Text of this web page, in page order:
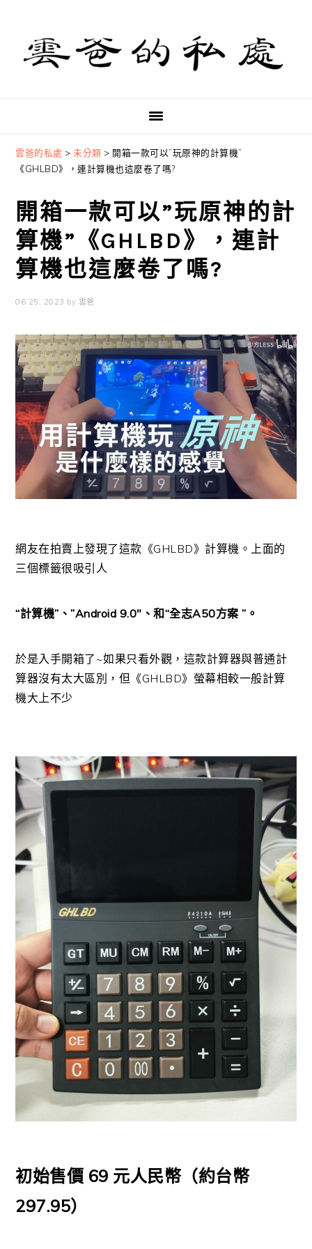
primary
navigation
content
primary
sidebar
雲爸的私處 >未分類 > 開箱一款可以”玩原神的計算機”
《GHLBD》，連計算機也這麼卷了嗎?
開箱一款可以”玩原神的計
算機”《GHLBD》，連計
算機也這麼卷了嗎?
06 25, 2023 by 雲爸
網友在拍賣上發現了這款《GHLBD》計算機。上面的
三個標籤很吸引人
“計算機”、”Android 9.0″、和“全志A50方案 ”。
於是入手開箱了~如果只看外觀，這款計算器與普通計
算器沒有太大區別，但《GHLBD》螢幕相較一般計算
機大上不少
初始售價 69 元人民幣（約台幣
297.95）